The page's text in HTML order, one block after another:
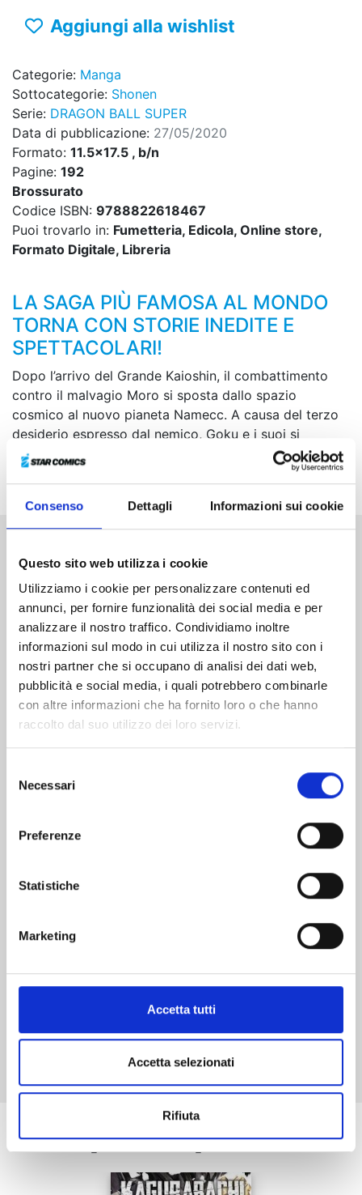
Consenso Dettagli Informazioni sui cookie
Questo sito web utilizza i cookie
Utilizziamo i cookie per personalizzare contenuti ed
annunci, per fornire funzionalità dei social media e per
analizzare il nostro traffico. Condividiamo inoltre
informazioni sul modo in cui utilizza il nostro sito con i
nostri partner che si occupano di analisi dei dati web,
pubblicità e social media, i quali potrebbero combinarle
con altre informazioni che ha fornito loro o che hanno
raccolto dal suo utilizzo dei loro servizi.
delNecessari
Preferenze
Statistiche
Marketing
Accetta tutti
Accetta selezionati
Rifiuta
Aggiungi alla wishlist
Categorie: Manga
Sottocategorie: Shonen
Serie: DRAGON BALL SUPER
Data di pubblicazione: 27/05/2020
Formato: 11.5x17.5 , b/n
Pagine: 192
Brossurato
Codice ISBN: 9788822618467
Puoi trovarlo in: Fumetteria, Edicola, Online store,
Formato Digitale, Libreria
LA SAGA PIÙ FAMOSA AL MONDO
TORNA CON STORIE INEDITE E
SPETTACOLARI!
Dopo l’arrivo del Grande Kaioshin, il combattimento
contro il malvagio Moro si sposta dallo spazio
cosmico al nuovo pianeta Namecc. A causa del terzo
desiderio espresso dal nemico, Goku e i suoi si
trovano improvvisamente in svantaggio e decidono
così di battere momentaneamente in ritirata...
Altri volumi della serie
Mostra tutto
Se ti è piaciuto prova anche: